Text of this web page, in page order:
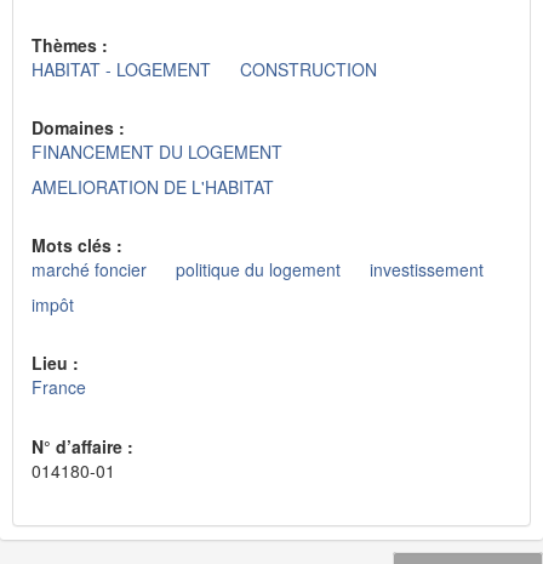
Thèmes :
HABITAT - LOGEMENT
CONSTRUCTION
Domaines :
FINANCEMENT DU LOGEMENT
AMELIORATION DE L'HABITAT
Mots clés :
marché foncier
politique du logement
investissement
impôt
Lieu :
France
N° d’affaire :
014180-01